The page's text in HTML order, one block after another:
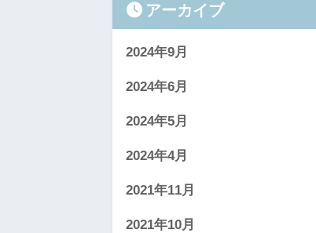
アーカイブ
2024年9月
2024年6月
2024年5月
2024年4月
2021年11月
2021年10月